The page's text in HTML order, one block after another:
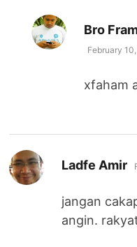
Bro
February
xfaham
Ladfe Amir
jangan
angin.